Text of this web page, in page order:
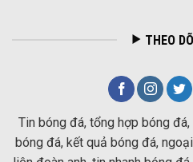
THEO
Tin bóng đá, tổng hợp bóng
bóng đá, kết quả bóng đá,